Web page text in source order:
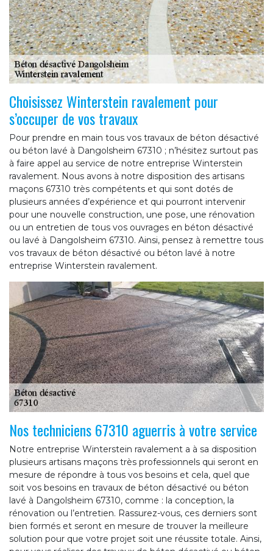
Choisissez Winterstein ravalement pour
s’occuper de vos travaux
Pour prendre en main tous vos travaux de béton désactivé
ou béton lavé à Dangolsheim 67310 ; n’hésitez surtout pas
à faire appel au service de notre entreprise Winterstein
ravalement. Nous avons à notre disposition des artisans
maçons 67310 très compétents et qui sont dotés de
plusieurs années d’expérience et qui pourront intervenir
pour une nouvelle construction, une pose, une rénovation
ou un entretien de tous vos ouvrages en béton désactivé
ou lavé à Dangolsheim 67310. Ainsi, pensez à remettre tous
vos travaux de béton désactivé ou béton lavé à notre
entreprise Winterstein ravalement.
Nos techniciens 67310 aguerris à votre service
Notre entreprise Winterstein ravalement a à sa disposition
plusieurs artisans maçons très professionnels qui seront en
mesure de répondre à tous vos besoins et cela, quel que
soit vos besoins en travaux de béton désactivé ou béton
lavé à Dangolsheim 67310, comme : la conception, la
rénovation ou l’entretien. Rassurez-vous, ces derniers sont
bien formés et seront en mesure de trouver la meilleure
solution pour que votre projet soit une réussite totale. Ainsi,